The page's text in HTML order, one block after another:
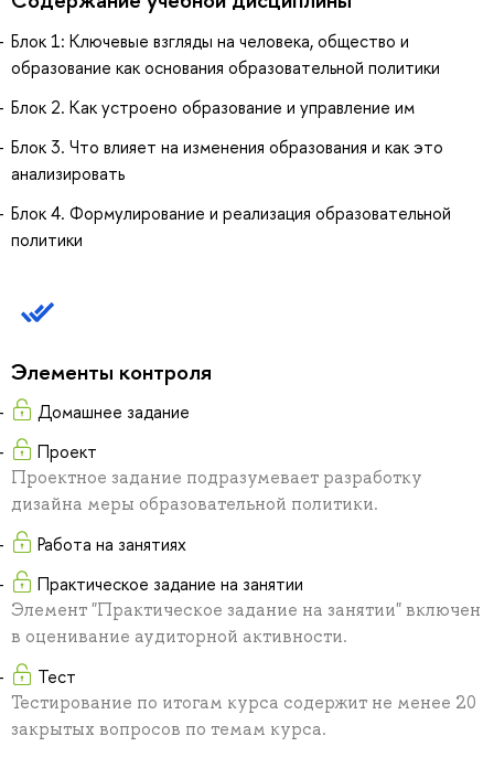
Блок 1: Ключевые взгляды на человека, общество и
образование как основания образовательной политики
Блок 2. Как устроено образование и управление им
Блок 3. Что влияет на изменения образования и как это
анализировать
Блок 4. Формулирование и реализация образовательной
политики
Элементы контроля
Домашнее задание
Проект
Проектное задание подразумевает разработку
дизайна меры образовательной политики.
Работа на занятиях
Практическое задание на занятии
Элемент "Практическое задание на занятии" включен
в оценивание аудиторной активности.
Тест
Тестирование по итогам курса содержит не менее 20
закрытых вопросов по темам курса.